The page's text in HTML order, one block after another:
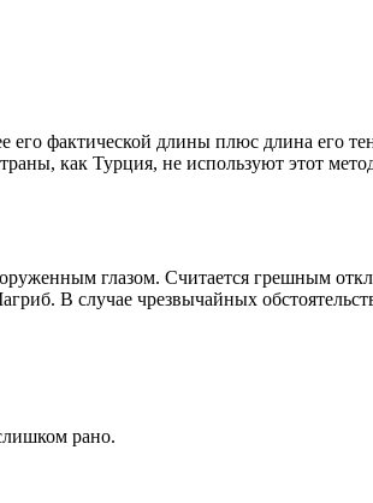
его фактической длины плюс длина его
как Турция, не используют этот
глазом. Считается грешным
В случае чрезвычайных
рано.